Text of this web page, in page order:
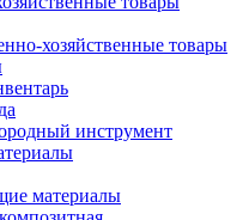
хозяйственные товары
инструмент
материалы